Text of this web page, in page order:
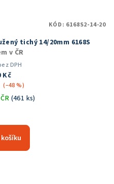
tichý 14/20mm 6168S
v ČR
DPH
Kč
(–48 %)
(461 ks)
hodnocení
produktu
košíku
KÓD: 6168S2-14-20